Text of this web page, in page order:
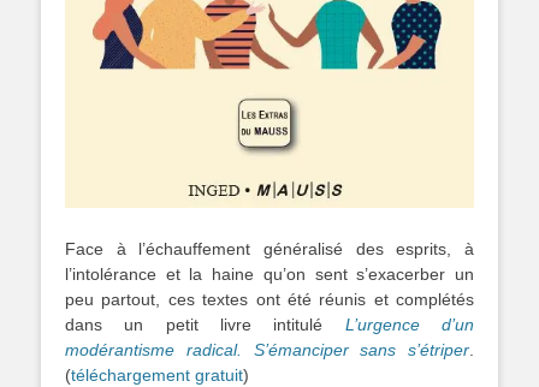
Face à l’échauffement généralisé des esprits, à
l’intolérance et la haine qu’on sent s’exacerber un
peu partout, ces textes ont été réunis et complétés
dans un petit livre intitulé L’urgence d’un
modérantisme radical. S’émanciper sans s’étriper.
(téléchargement gratuit)